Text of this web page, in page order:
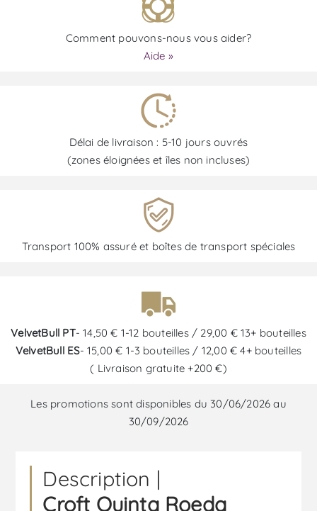
Comment pouvons-nous vous aider?
Aide »
Délai de livraison : 5-10 jours ouvrés
(zones éloignées et îles non incluses)
Transport 100% assuré et boîtes de transport spéciales
VelvetBull PT- 14,50 € 1-12 bouteilles / 29,00 € 13+ bouteilles
VelvetBull ES- 15,00 € 1-3 bouteilles / 12,00 € 4+ bouteilles
( Livraison gratuite +200 €)
Les promotions sont disponibles du 30/06/2026 au
30/09/2026
Description |
Croft Quinta Roeda